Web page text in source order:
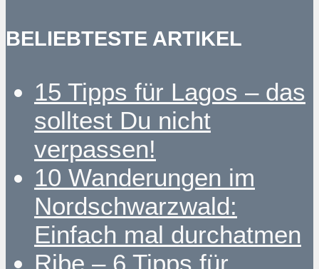
BELIEBTESTE ARTIKEL
15 Tipps für Lagos – das
solltest Du nicht
verpassen!
10 Wanderungen im
Nordschwarzwald:
Einfach mal durchatmen
Ribe – 6 Tipps für